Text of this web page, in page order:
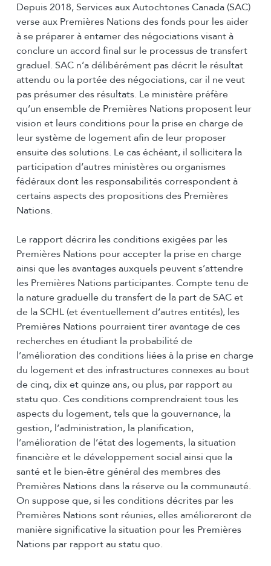
Depuis 2018, Services aux Autochtones Canada (SAC)
verse aux Premières Nations des fonds pour les aider
à se préparer à entamer des négociations visant à
conclure un accord final sur le processus de transfert
graduel. SAC n’a délibérément pas décrit le résultat
attendu ou la portée des négociations, car il ne veut
pas présumer des résultats. Le ministère préfère
qu’un ensemble de Premières Nations proposent leur
vision et leurs conditions pour la prise en charge de
leur système de logement afin de leur proposer
ensuite des solutions. Le cas échéant, il sollicitera la
participation d’autres ministères ou organismes
fédéraux dont les responsabilités correspondent à
certains aspects des propositions des Premières
Nations.
Le rapport décrira les conditions exigées par les
Premières Nations pour accepter la prise en charge
ainsi que les avantages auxquels peuvent s’attendre
les Premières Nations participantes. Compte tenu de
la nature graduelle du transfert de la part de SAC et
de la SCHL (et éventuellement d’autres entités), les
Premières Nations pourraient tirer avantage de ces
recherches en étudiant la probabilité de
l’amélioration des conditions liées à la prise en charge
du logement et des infrastructures connexes au bout
de cinq, dix et quinze ans, ou plus, par rapport au
statu quo. Ces conditions comprendraient tous les
aspects du logement, tels que la gouvernance, la
gestion, l’administration, la planification,
l’amélioration de l’état des logements, la situation
financière et le développement social ainsi que la
santé et le bien-être général des membres des
Premières Nations dans la réserve ou la communauté.
On suppose que, si les conditions décrites par les
Premières Nations sont réunies, elles amélioreront de
manière significative la situation pour les Premières
Nations par rapport au statu quo.